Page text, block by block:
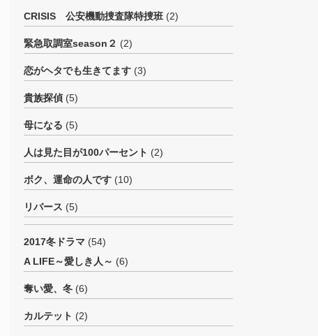
CRISIS 公安機動捜査隊特捜班 (2)
緊急取調室season２ (2)
恋がヘタでも生きてます (3)
貴族探偵 (5)
母になる (5)
人は見た目が100パーセント (2)
ボク、運命の人です (10)
リバース (5)
2017冬ドラマ (54)
A LIFE～愛しき人～ (6)
奪い愛、冬 (6)
カルテット (2)